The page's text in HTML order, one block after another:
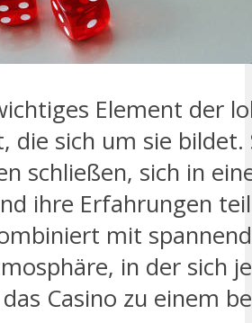
Element der
die sich um sie
schließen, sich in
ihre Erfahrungen
mit
in der sich
Casino zu einem